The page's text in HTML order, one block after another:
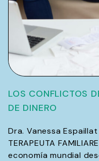
LOS CONFLICTOS
DE DINERO
Dra. Vanessa Espaillat
TERAPEUTA
economía mundial